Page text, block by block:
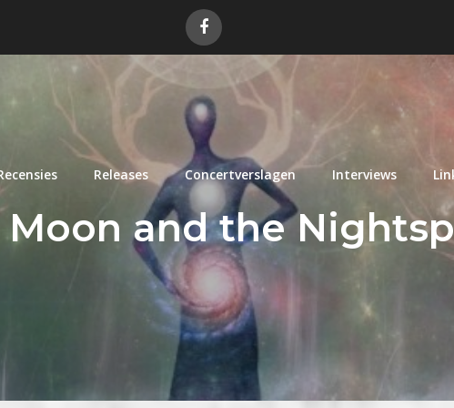
Releases Concertverslagen Interviews
Moon and the